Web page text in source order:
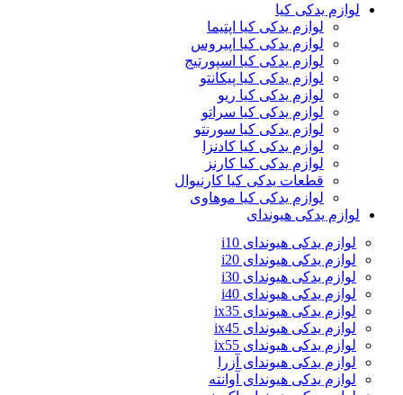
لوازم یدکی کیا
لوازم یدکی کیا اپتیما
لوازم یدکی کیا اپیروس
لوازم یدکی کیا اسپورتیج
لوازم یدکی کیا پیکانتو
لوازم یدکی کیا ریو
لوازم یدکی کیا سراتو
لوازم یدکی کیا سورنتو
لوازم یدکی کیا کادنزا
لوازم یدکی کیا کارنز
قطعات یدکی کیا کارنیوال
لوازم یدکی کیا موهاوی
لوازم یدکی هیوندای
لوازم یدکی هیوندای i10
لوازم یدکی هیوندای i20
لوازم یدکی هیوندای i30
لوازم یدکی هیوندای i40
لوازم یدکی هیوندای ix35
لوازم یدکی هیوندای ix45
لوازم یدکی هیوندای ix55
لوازم یدکی هیوندای آزرا
لوازم یدکی هیوندای آوانته